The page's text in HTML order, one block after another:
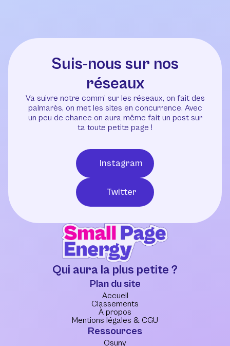
Suis-nous sur nos
réseaux
Va suivre notre comm’ sur les réseaux, on fait des
palmarès, on met les sites en concurrence. Avec
un peu de chance on aura même fait un post sur
ta toute petite page !
Instagram
Twitter
Qui aura la plus petite ?
Plan du site
Accueil
Classements
À propos
Mentions légales & CGU
Ressources
Osuny